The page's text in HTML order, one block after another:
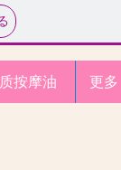
按摩油 更多